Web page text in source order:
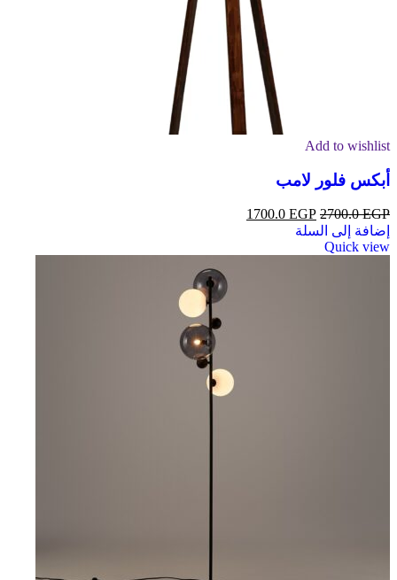
Add to wishlist
أبكس فلور لامب
2700.0EGP
1700.0 EGP
إضافة إلى السلة
Quick view